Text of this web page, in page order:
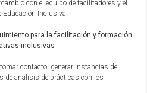
con el equipo de facilitadores y el
Educación Inclusiva.
para la facilitación y formación
inclusivas
contacto, generar instancias de
de análisis de prácticas con los